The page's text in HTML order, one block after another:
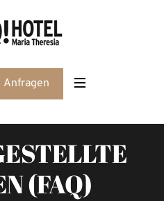
Anfragen
(FAQ)